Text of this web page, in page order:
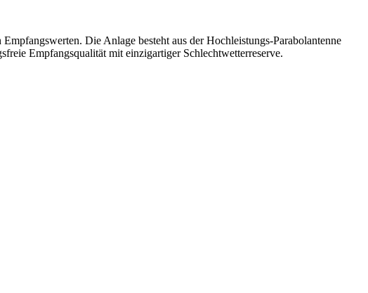
Die Anlage besteht aus der Hochleistungs-Parabolantenne
Empfangsqualität mit einzigartiger Schlechtwetterreserve.